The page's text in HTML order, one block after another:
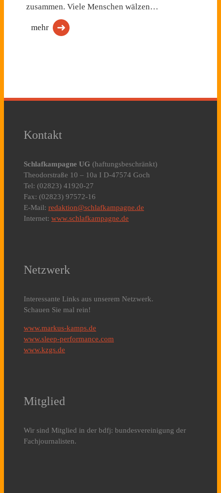
zusammen. Viele Menschen wälzen…
mehr
Kontakt
Schlafkampagne UG (haftungsbeschränkt)
Theodorstraße 10 – 10a I D-47574 Goch
Tel: (02823) 41920-27
Fax: (02823) 97572-16
E-Mail: redaktion@schlafkampagne.de
Internet: www.schlafkampagne.de
Netzwerk
Interessante Links aus unserem Netzwerk.
Schauen Sie mal rein!
www.markus-kamps.de
www.sleep-performance.com
www.kzgs.de
Mitglied
Wir sind Mitglied in der bdfj: bundesvereinigung der
Fachjournalisten.